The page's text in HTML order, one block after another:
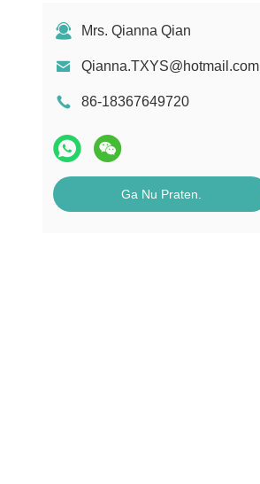
Mrs. Qianna Qian
Qianna.TXYS@hotmail.com
86-18367649720
Ga Nu Praten.